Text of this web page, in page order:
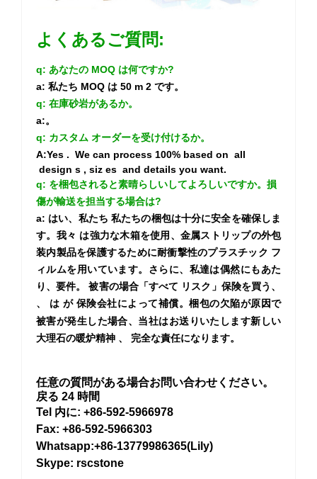
よくあるご質問:
q: あなたの MOQ は何ですか?
a: 私たち MOQ は 50 m 2 です。
q: 在庫砂岩があるか。
a:。
q: カスタム オーダーを受け付けるか。
A:Yes . We can process 100% based on all
design s , siz es and details you want.
q: を梱包されると素晴らしいしてよろしいですか。損
傷が輸送を担当する場合は?
a: はい、私たち 私たちの梱包は十分に安全を確保しま
す。我々 は強力な木箱を使用、金属ストリップの外包
装内製品を保護するために耐衝撃性のプラスチック フ
ィルムを用いています。さらに、私達は偶然にもあた
り、要件。 被害の場合「すべて リスク」保険を買う、
、
は が 保険会社によって補償。梱包の欠陥が原因で
被害が発生した場合、当社はお送りいたします新しい
大理石の暖炉精神 、 完全な責任になります。
任意の質問がある場合お問い合わせください。
戻る 24 時間
Tel 内に: +86-592-5966978
Fax: +86-592-5966303
Whatsapp:+86-13779986365(Lily)
Skype: rscstone